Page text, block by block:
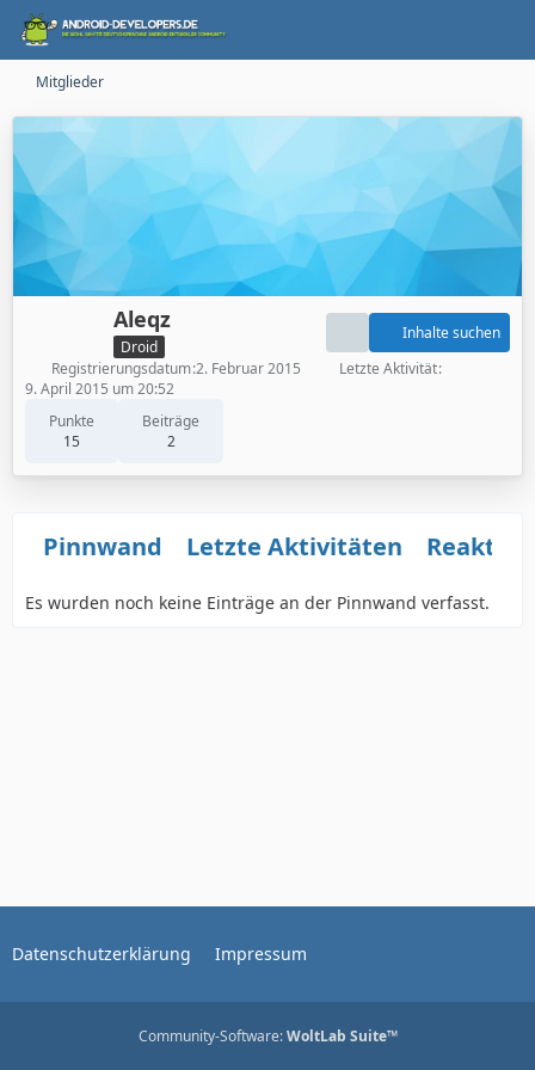
Mitglieder
Aleqz
Droid
Punkte
15
Beiträge
2
Inhalte suchen
Registrierungsdatum 2. Februar 2015
Letzte Aktivität
9. April 2015 um 20:52
Pinnwand Letzte Aktivitäten
Es wurden noch keine Einträge an der Pinnwand verfasst.
Datenschutzerklärung Impressum
Community-Software:WoltLab Suite™